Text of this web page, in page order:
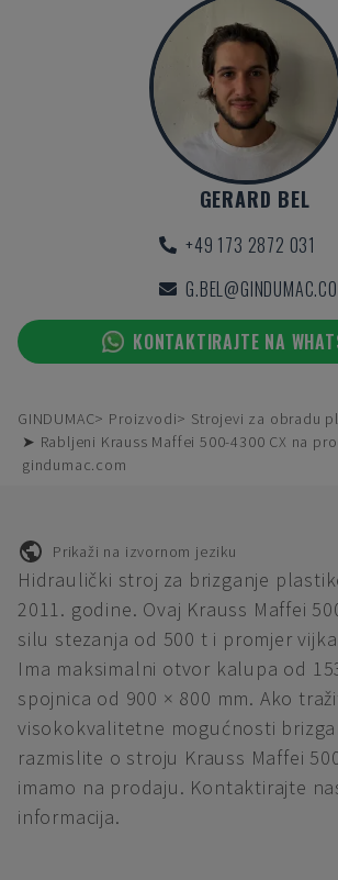
GERARD BEL
+49 173 2872 031
KONTAKTIRAJTE NA
GINDUMAC Proizvodi
Strojevi za obradu
➤ Rabljeni Krauss Maffei 500-4300 CX na
gindumac.com
Prikaži na izvornom jeziku
Hidraulički stroj za brizganje
2011. godine. Ovaj Krauss Maffei
silu stezanja od 500 t i promjer
Ima maksimalni otvor kalupa od
spojnica od 900 × 800 mm. Ako
visokokvalitetne mogućnosti
razmislite o stroju Krauss Maffei
imamo na prodaju. Kontaktirajte
informacija.